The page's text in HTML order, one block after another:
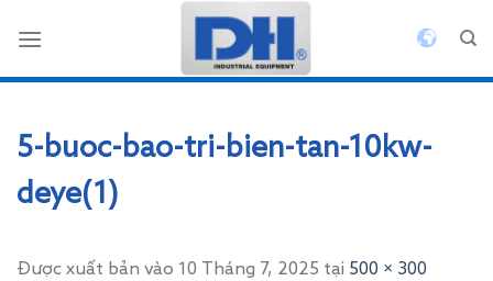
qua
5-buoc-bao-tri-bien-tan-10kw-
deye(1)
Được xuất bản vào 10 Tháng 7, 2025 tại 500 × 300